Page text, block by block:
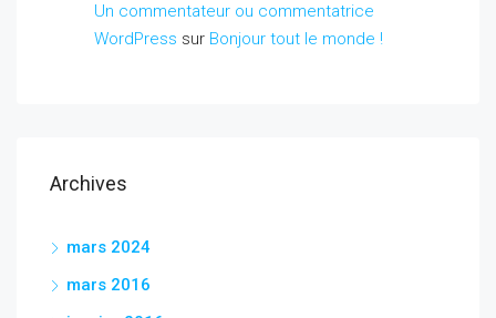
Un commentateur ou commentatrice
WordPress sur Bonjour tout le monde !
Archives
mars 2024
mars 2016